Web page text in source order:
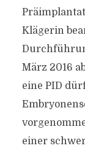
Klägerin
März 2016
eine PID
einer